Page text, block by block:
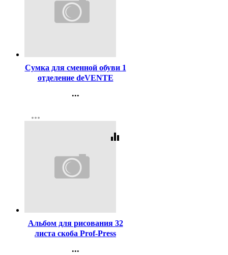
Сумка для сменной обуви 1
отделение deVENTE
молнии 38x43x9 см
...
Регистрация
more_horiz
equalizer
Альбом для рисования 32
листа скоба Prof-Press
...